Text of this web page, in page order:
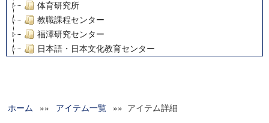
体育研究所
教職課程センター
福澤研究センター
日本語・日本文化教育センター
グローバルリサーチインスティテュート
ホーム »» アイテム一覧 »» アイテム詳細